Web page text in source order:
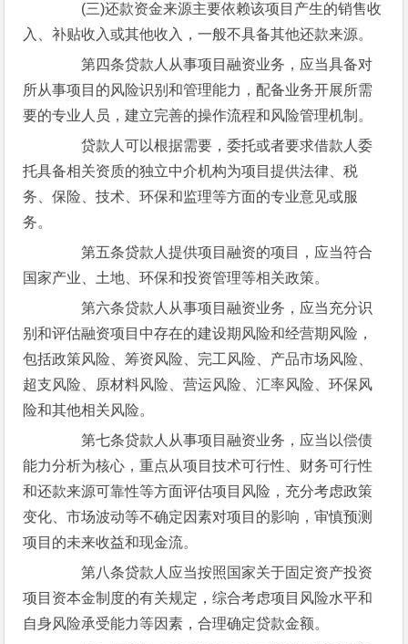
(三)还款资金来源主要依赖该项目产生的销售收
入、补贴收入或其他收入，一般不具备其他还款来源。
第四条贷款人从事项目融资业务，应当具备对
所从事项目的风险识别和管理能力，配备业务开展所需
要的专业人员，建立完善的操作流程和风险管理机制。
贷款人可以根据需要，委托或者要求借款人委
托具备相关资质的独立中介机构为项目提供法律、税
务、保险、技术、环保和监理等方面的专业意见或服
务。
第五条贷款人提供项目融资的项目，应当符合
国家产业、土地、环保和投资管理等相关政策。
第六条贷款人从事项目融资业务，应当充分识
别和评估融资项目中存在的建设期风险和经营期风险，
包括政策风险、筹资风险、完工风险、产品市场风险、
超支风险、原材料风险、营运风险、汇率风险、环保风
险和其他相关风险。
第七条贷款人从事项目融资业务，应当以偿债
能力分析为核心，重点从项目技术可行性、财务可行性
和还款来源可靠性等方面评估项目风险，充分考虑政策
变化、市场波动等不确定因素对项目的影响，审慎预测
项目的未来收益和现金流。
第八条贷款人应当按照国家关于固定资产投资
项目资本金制度的有关规定，综合考虑项目风险水平和
自身风险承受能力等因素，合理确定贷款金额。